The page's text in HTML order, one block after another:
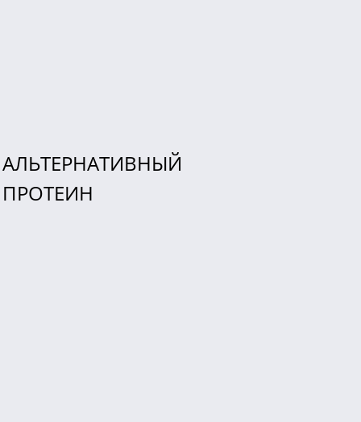
АЛЬТЕРНАТИВНЫЙ
ПРОТЕИН